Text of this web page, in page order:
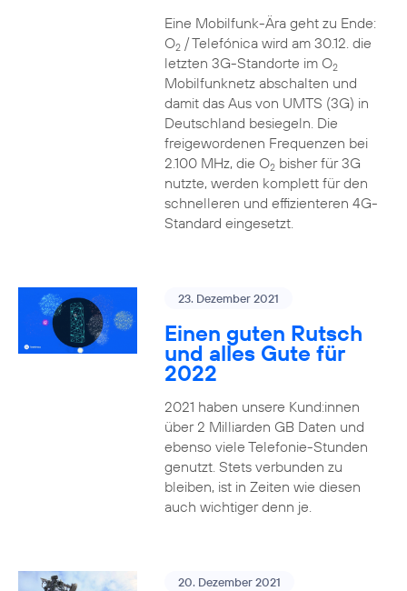
Eine Mobilfunk-Ära geht zu Ende:
O2/ Telefónica wird am 30.12. die
letzten 3G-Standorte im O2
Mobilfunknetz abschalten und
damit das Aus von UMTS (3G) in
Deutschland besiegeln. Die
freigewordenen Frequenzen bei
2.100 MHz, die O2bisher für 3G
nutzte, werden komplett für den
schnelleren und effizienteren 4G-
Standard eingesetzt.
23. Dezember 2021
Einen guten Rutsch
und alles Gute für
2022
2021 haben unsere Kund:innen
über 2 Milliarden GB Daten und
ebenso viele Telefonie-Stunden
genutzt. Stets verbunden zu
bleiben, ist in Zeiten wie diesen
auch wichtiger denn je.
20. Dezember 2021